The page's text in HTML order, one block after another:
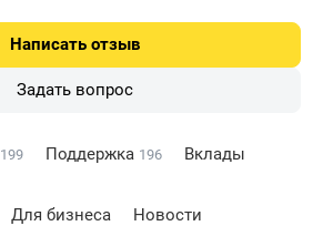
Написать отзыв
Задать вопрос
199 Поддержка 196 Вклады
Для бизнеса Новости